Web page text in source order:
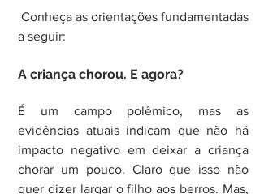
a seguir:
A criança chorou. E agora?
É um campo polêmico, mas as
evidências atuais indicam que não há
impacto negativo em deixar a criança
chorar um pouco. Claro que isso não
quer dizer largar o filho aos berros. Mas,